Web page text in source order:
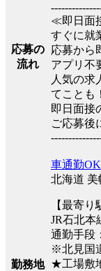
応募の
流れ
≪即日面
すぐに就
応募か
アプリ不
人気の求
てことも！
即日面接
ご応募後
勤務地
車通勤OK
北海道 美
【最寄り
JR石北本
通勤手段
※北見国
★工場敷